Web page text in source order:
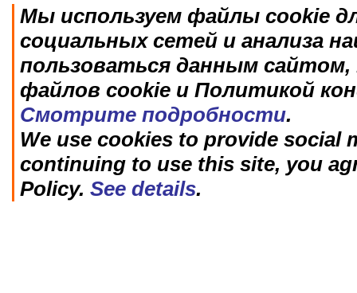
Мы используем файлы cookie
социальных сетей и анализа
пользоваться данным
файлов cookie и Политикой
Смотрите подробности.
We use cookies to provide social
continuing to use this site, you
Policy. See details.